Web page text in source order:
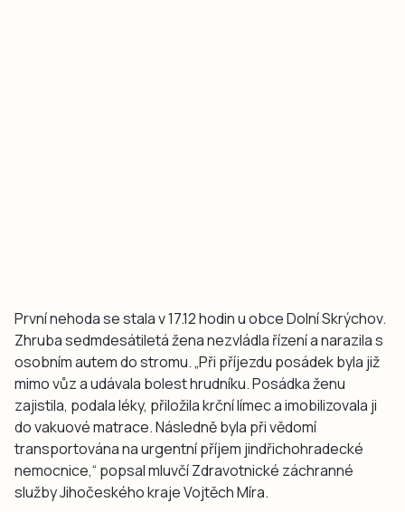
První nehoda se stala v 17.12 hodin u obce Dolní Skrýchov.
Zhruba sedmdesátiletá žena nezvládla řízení a narazila s
osobním autem do stromu. „Při příjezdu posádek byla již
mimo vůz a udávala bolest hrudníku. Posádka ženu
zajistila, podala léky, přiložila krční límec a imobilizovala ji
do vakuové matrace. Následně byla při vědomí
transportována na urgentní příjem jindřichohradecké
nemocnice,“ popsal mluvčí Zdravotnické záchranné
služby Jihočeského kraje Vojtěch Míra.